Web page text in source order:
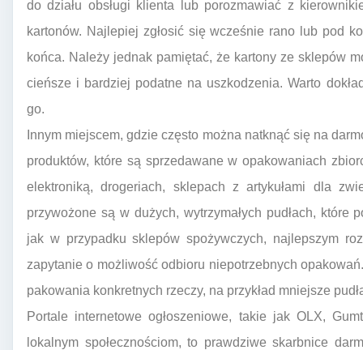
do działu obsługi klienta lub porozmawiać z
kartonów. Najlepiej zgłosić się wcześnie rano lub pod
końca. Należy jednak pamiętać, że kartony ze sklepów
cieńsze i bardziej podatne na uszkodzenia. Warto
go.
Innym miejscem, gdzie często można natknąć się na
produktów, które są sprzedawane w opakowaniach
elektroniką, drogeriach, sklepach z artykułami dla
przywożone są w dużych, wytrzymałych pudłach,
jak w przypadku sklepów spożywczych, najlepszym
zapytanie o możliwość odbioru niepotrzebnych
pakowania konkretnych rzeczy, na przykład mniejsze
Portale internetowe ogłoszeniowe, takie jak OLX,
lokalnym społecznościom, to prawdziwe skarbnice